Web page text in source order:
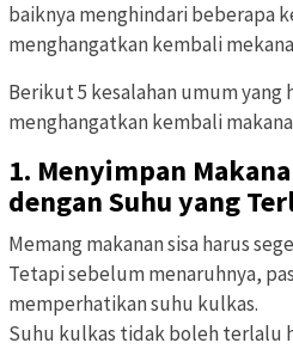
baiknya menghindari beberapa
menghangatkan kembali
Berikut 5 kesalahan umum
menghangatkan kembali
1. Menyimpan
dengan Suhu yang
Memang makanan sisa harus
Tetapi sebelum menaruhnya,
memperhatikan suhu kulkas.
Suhu kulkas tidak boleh terlalu